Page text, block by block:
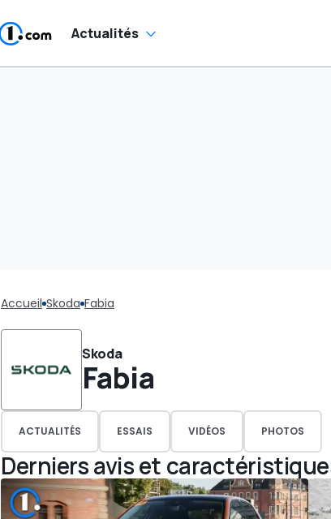
Actualités
Accueil Skoda Fabia
Skoda
Fabia
ACTUALITÉS ESSAIS VIDÉOS PHOTOS
Derniers avis et